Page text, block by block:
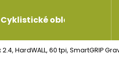
Cyklistické oblečení
HardWALL, 60 tpi, SmartGRIP